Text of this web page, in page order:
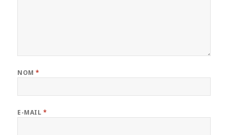
NOM*
E-MAIL *